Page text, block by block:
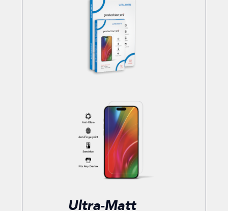
Ultra-Matt